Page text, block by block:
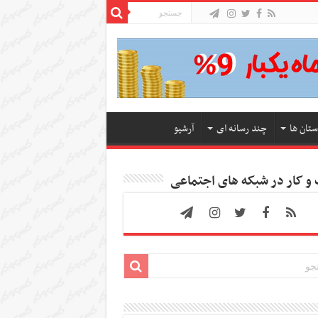
ها چند رسانه ای آرشیو
کار در شبکه های اجتماعی